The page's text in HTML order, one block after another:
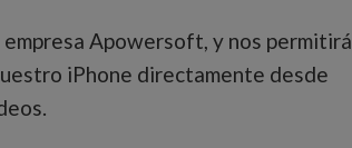
Apowersoft, y nos permitirá
iPhone directamente desde